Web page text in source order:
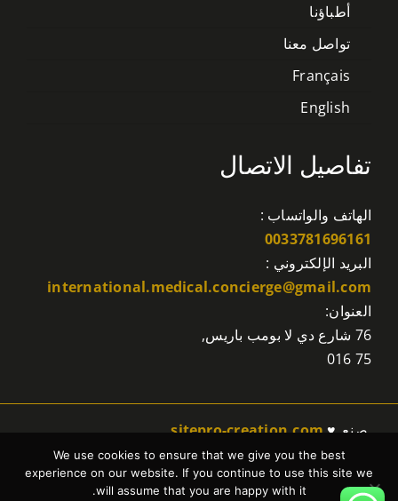
أطباؤنا
تواصل معنا
Français
English
تفاصيل الاتصال
الهاتف والواتساب :
0033781696161
البريد الإلكتروني :
international.medical.concierge@gmail.com
العنوان:
76 شارع دي لا بومب باريس,
75 016
صنع ♥ sitepro-creation.com
We use cookies to ensure that we give you the best
experience on our website. If you continue to use this site we
will assume that you are happy with it.